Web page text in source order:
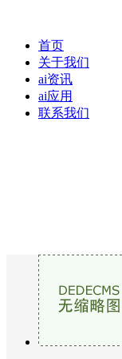
首页
关于我们
ai资讯
ai应用
联系我们